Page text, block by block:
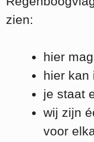
zien:
hier
hier kan
je staat
wij zijn
voor